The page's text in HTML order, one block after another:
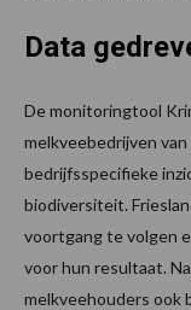
Data
De monitoringtool
melkveebedrijven
bedrijfsspecifieke
biodiversiteit.
voortgang te volgen
voor hun resultaat.
melkveehouders ook